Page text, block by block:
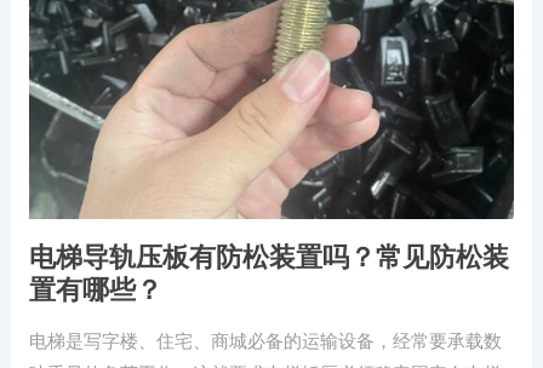
电梯导轨压板有防松装置吗？常见防松装
置有哪些？
电梯是写字楼、住宅、商城必备的运输设备，经常要承载数